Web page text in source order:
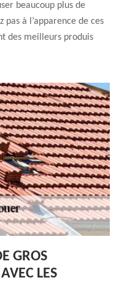
beaucoup plus de
pas à l’apparence de ces
des meilleurs produis
GROS
LES